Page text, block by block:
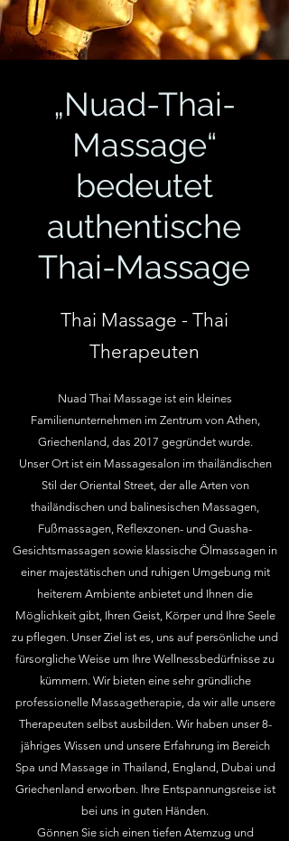
„Nuad-Thai-
Massage“
bedeutet
authentische
Thai-Massage
Thai Massage - Thai
Therapeuten
Nuad Thai Massage ist ein kleines
Familienunternehmen im Zentrum von Athen,
Griechenland, das 2017 gegründet wurde.
Unser Ort ist ein Massagesalon im thailändischen
Stil der Oriental Street, der alle Arten von
thailändischen und balinesischen Massagen,
Fußmassagen, Reflexzonen- und Guasha-
Gesichtsmassagen sowie klassische Ölmassagen in
einer majestätischen und ruhigen Umgebung mit
heiterem Ambiente anbietet und Ihnen die
Möglichkeit gibt, Ihren Geist, Körper und Ihre Seele
zu pflegen. Unser Ziel ist es, uns auf persönliche und
fürsorgliche Weise um Ihre Wellnessbedürfnisse zu
kümmern. Wir bieten eine sehr gründliche
professionelle Massagetherapie, da wir alle unsere
Therapeuten selbst ausbilden. Wir haben unser 8-
jähriges Wissen und unsere Erfahrung im Bereich
Spa und Massage in Thailand, England, Dubai und
Griechenland erworben. Ihre Entspannungsreise ist
bei uns in guten Händen.
Gönnen Sie sich einen tiefen Atemzug und